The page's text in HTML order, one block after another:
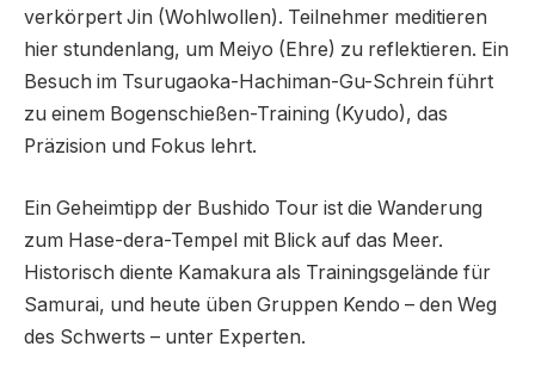
verkörpert Jin (Wohlwollen). Teilnehmer meditieren
hier stundenlang, um Meiyo (Ehre) zu reflektieren. Ein
Besuch im Tsurugaoka-Hachiman-Gu-Schrein führt
zu einem Bogenschießen-Training (Kyudo), das
Präzision und Fokus lehrt.
Ein Geheimtipp der Bushido Tour ist die Wanderung
zum Hase-dera-Tempel mit Blick auf das Meer.
Historisch diente Kamakura als Trainingsgelände für
Samurai, und heute üben Gruppen Kendo – den Weg
des Schwerts – unter Experten.